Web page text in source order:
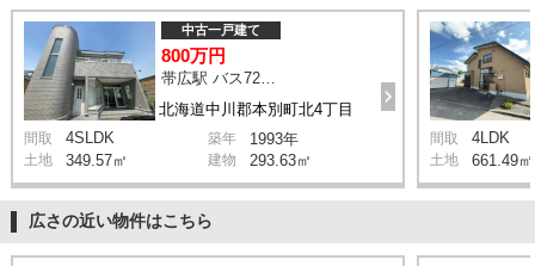
北海道中川郡本別町北4丁目
中古一戸建て
800万円
帯広駅 バス72分 停歩5分
間取 4SLDK 築年 1993年
土地 349.57㎡ 建物 293.63㎡
間取 4LDK
土地 661.49㎡
広さの近い物件はこちら